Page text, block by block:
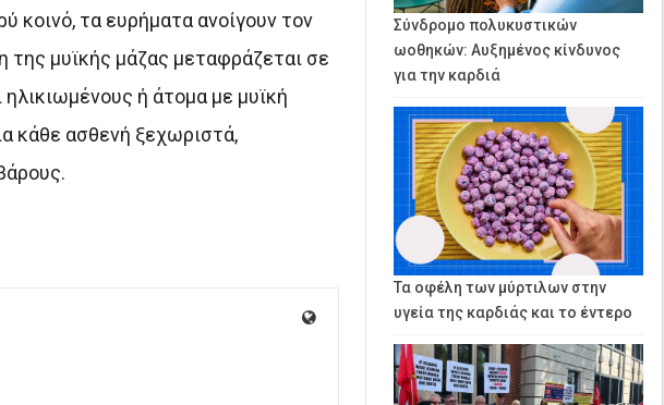
κοινό, τα ευρήματα ανοίγουν τον
της μυϊκής μάζας μεταφράζεται σε
ή άτομα με μυϊκή
κάθε ασθενή ξεχωριστά,
Σύνδρομο πολυκυστικών
ωοθηκών: Αυξημένος κίνδυνος
για την καρδιά
Τα οφέλη των μύρτιλων στην
υγεία της καρδιάς και το έντερο